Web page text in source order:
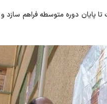
پايان دوره متوسطه فراهم